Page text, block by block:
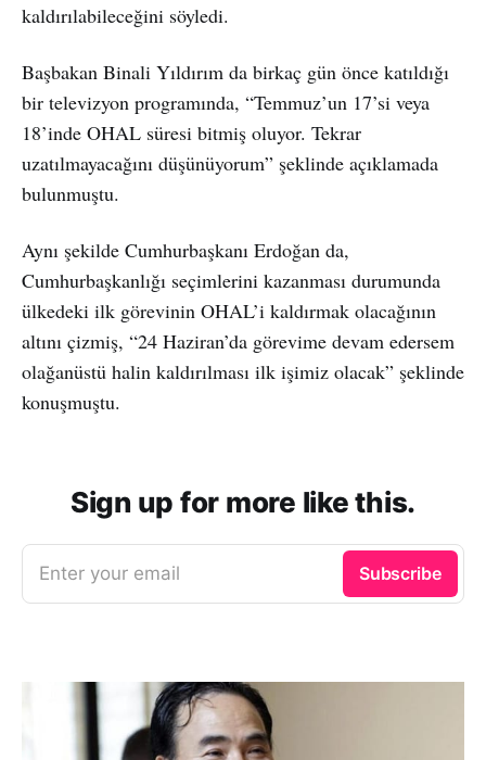
kaldırılabileceğini söyledi.
Başbakan Binali Yıldırım da birkaç gün önce katıldığı
bir televizyon programında, “Temmuz’un 17’si veya
18’inde OHAL süresi bitmiş oluyor. Tekrar
uzatılmayacağını düşünüyorum” şeklinde açıklamada
bulunmuştu.
Aynı şekilde Cumhurbaşkanı Erdoğan da,
Cumhurbaşkanlığı seçimlerini kazanması durumunda
ülkedeki ilk görevinin OHAL’i kaldırmak olacağının
altını çizmiş, “24 Haziran’da görevime devam edersem
olağanüstü halin kaldırılması ilk işimiz olacak” şeklinde
konuşmuştu.
Sign up for more like this.
Enter your email Subscribe